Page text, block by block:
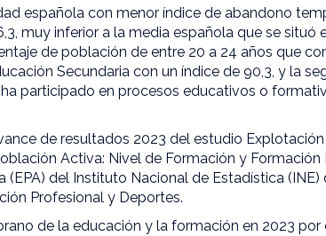
española con menor índice de abandono
muy inferior a la media española que se situó
de población de entre 20 a 24 años que
Secundaria con un índice de 90,3, y la
participado en procesos educativos o
de resultados 2023 del estudio
Activa: Nivel de Formación y
(EPA) del Instituto Nacional de Estadística
Profesional y Deportes.
de la educación y la formación en 2023